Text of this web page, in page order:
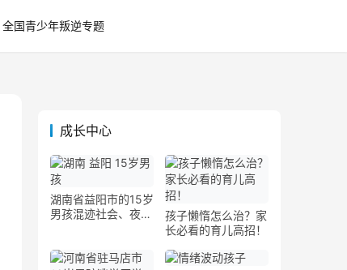
全国青少年叛逆专题
成长中心
湖南省益阳市的15岁
男孩混迹社会、夜不
孩子懒惰怎么治？家
长必看的育儿高招！